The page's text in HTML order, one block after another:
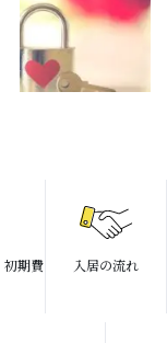
初期費
入居の流れ